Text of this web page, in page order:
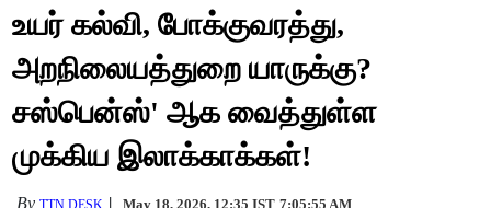
உயர் கல்வி, போக்குவரத்து,
அறநிலையத்துறை யாருக்கு?
சஸ்பென்ஸ்' ஆக வைத்துள்ள
முக்கிய இலாக்காக்கள்!
ByTTN DESK May 18, 2026, 12:35 IST 7:05:55 AM